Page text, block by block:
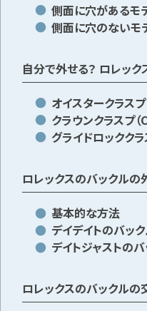
側面に穴があるモ
側面に穴のないモ
自分で外せる？ ロレッ
オイスタークラス
クラウンクラスプ
グライドロックク
ロレックスのバックルの
基本的な方法
デイデイトのバッ
デイトジャストの
ロレックスのバックルの